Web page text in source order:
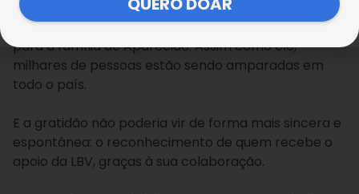
Para amenizar os impactos da pandemia, a LBV está
garantindo a doação de alimentos e kits de limpeza
para a família de Aparecido. Assim como ele,
milhares de pessoas estão sendo amparadas em
todo o país.
E a gratidão não poderia vir de forma mais sincera e
espontânea: o reconhecimento de quem recebe o
apoio da LBV, graças à sua colaboração.